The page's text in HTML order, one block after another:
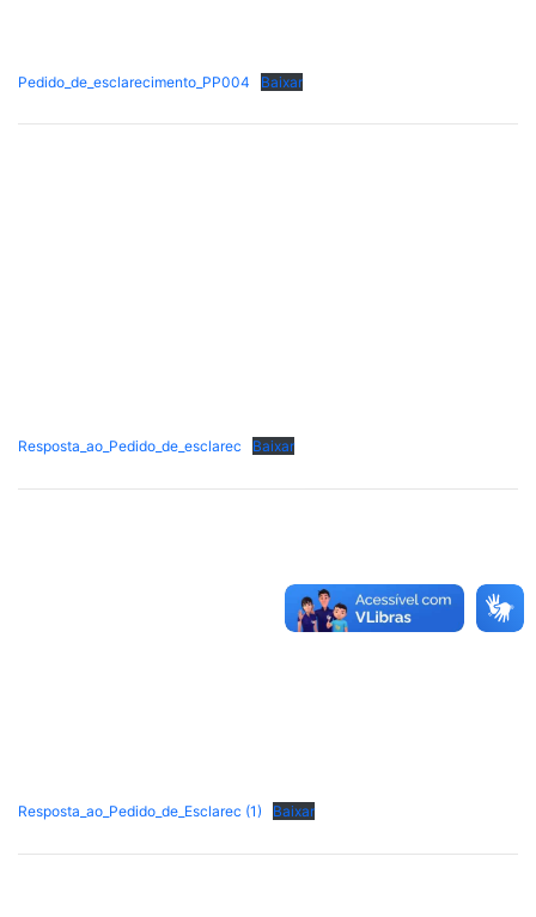
Pedido_de_esclarecimento_PP004 Baixar
Resposta_ao_Pedido_de_esclarec Baixar
Resposta_ao_Pedido_de_Esclarec (1) Baixar